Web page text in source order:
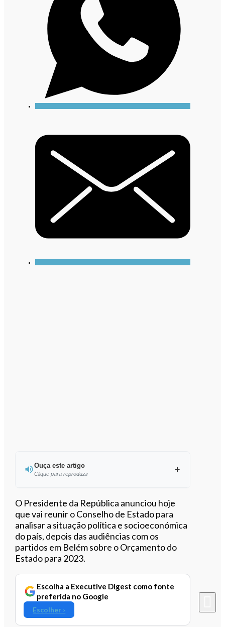
Ouça este artigo
Clique para reproduzir
Ouvir este artigo
O Presidente da República anunciou hoje
que vai reunir o Conselho de Estado para
analisar a situação política e socioeconómica
do país, depois das audiências com os
partidos em Belém sobre o Orçamento do
Estado para 2023.
Escolha a Executive Digest como fonte
preferida no Google
Escolher ›